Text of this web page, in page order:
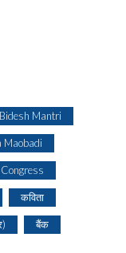
Mantri
Maobadi
कविता
बैंक